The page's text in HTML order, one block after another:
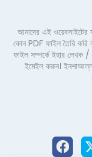
আমাদের এই ওয়েবসাইটের
কোন PDF ফাইল তৈরি করি
ফাইল সম্পর্কে ইহার লেখক
ইমেইল করুন।